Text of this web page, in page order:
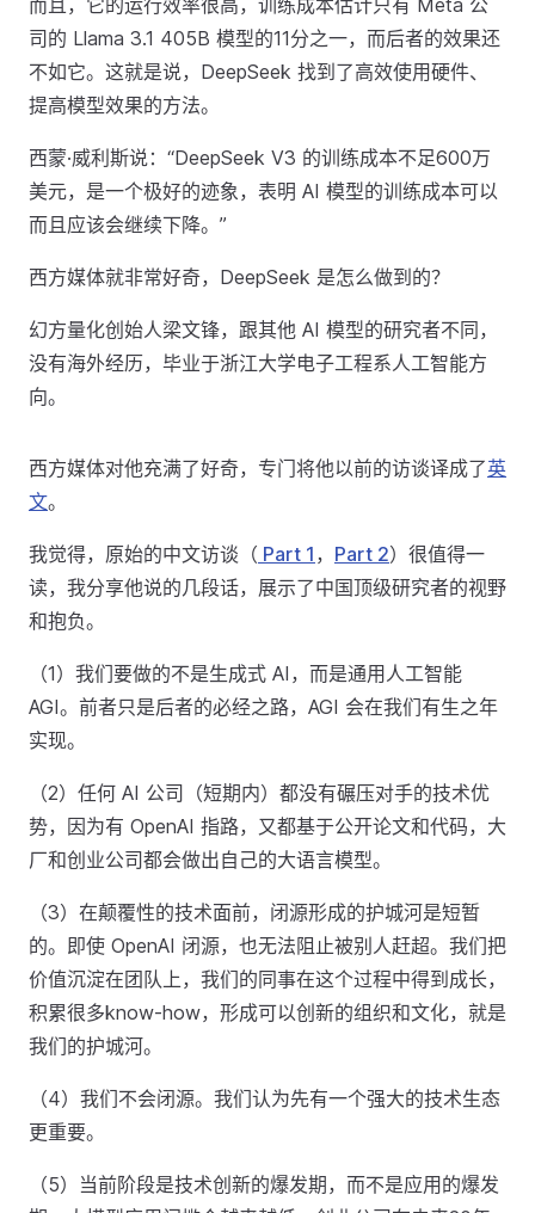
而且，它的运行效率很高，训练成本估计只有 Meta 公
司的 Llama 3.1 405B 模型的11分之一，而后者的效果还
不如它。这就是说，DeepSeek 找到了高效使用硬件、
提高模型效果的方法。
西蒙·威利斯说：“DeepSeek V3 的训练成本不足600万
美元，是一个极好的迹象，表明 AI 模型的训练成本可以
而且应该会继续下降。”
西方媒体就非常好奇，DeepSeek 是怎么做到的？
幻方量化创始人梁文锋，跟其他 AI 模型的研究者不同，
没有海外经历，毕业于浙江大学电子工程系人工智能方
向。
西方媒体对他充满了好奇，专门将他以前的访谈译成了英
文。
我觉得，原始的中文访谈（ Part 1 ， Part 2）很值得一
读，我分享他说的几段话，展示了中国顶级研究者的视野
和抱负。
（1）我们要做的不是生成式 AI，而是通用人工智能
AGI。前者只是后者的必经之路，AGI 会在我们有生之年
实现。
（2）任何 AI 公司（短期内）都没有碾压对手的技术优
势，因为有 OpenAI 指路，又都基于公开论文和代码，大
厂和创业公司都会做出自己的大语言模型。
（3）在颠覆性的技术面前，闭源形成的护城河是短暂
的。即使 OpenAI 闭源，也无法阻止被别人赶超。我们把
价值沉淀在团队上，我们的同事在这个过程中得到成长，
积累很多know-how，形成可以创新的组织和文化，就是
我们的护城河。
（4）我们不会闭源。我们认为先有一个强大的技术生态
更重要。
（5）当前阶段是技术创新的爆发期，而不是应用的爆发